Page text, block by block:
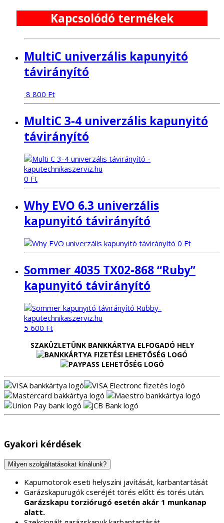
MultiC univerzális kapunyitó
távirányító
8 800Ft
MultiC 3-4 univerzális kapunyitó
távirányító
0Ft
Why EVO 6.3 univerzális
kapunyitó távirányító
Sommer 4035 TX02-868 “Ruby”
kapunyitó távirányító
5 600Ft
SZAKÜZLETÜNK BANKKÁRTYA ELFOGADÓ HELY
Gyakori kérdések
Kapumotorok eseti helyszíni javítását, karbantartását
Garázskapurugók cseréjét törés előtt és törés után.
Garázskapu torziórugó esetén akár 1 munkanap
alatt.
Szekcionált garázskapuk karbantartását
Kapumotorok telepítését
Szekcionált garázskapuk telepítését
Kapunyitó-távirányítók helyszíni feltanítását